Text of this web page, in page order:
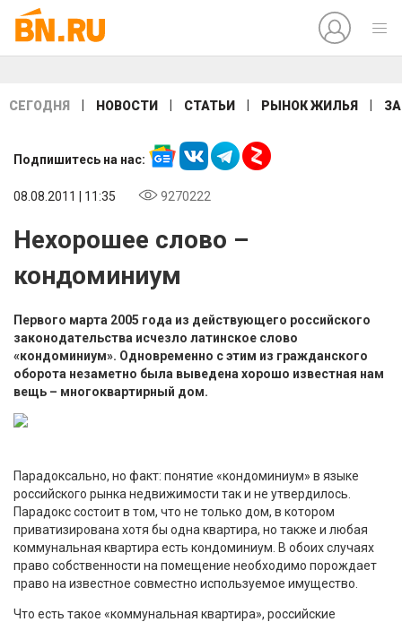
СЕГОДНЯ НОВОСТИ СТАТЬИ РЫНОК ЖИЛЬЯ
Подпишитесь на нас:
08.08.2011 | 11:35 9270222
Нехорошее слово –
кондоминиум
Первого марта 2005 года из действующего российского
законодательства исчезло латинское слово
«кондоминиум». Одновременно с этим из гражданского
оборота незаметно была выведена хорошо известная нам
вещь – многоквартирный дом.
Парадоксально, но факт: понятие «кондоминиум» в языке
российского рынка недвижимости так и не утвердилось.
Парадокс состоит в том, что не только дом, в котором
приватизирована хотя бы одна квартира, но также и любая
коммунальная квартира есть кондоминиум. В обоих случаях
право собственности на помещение необходимо порождает
право на известное совместно используемое имущество.
Что есть такое «коммунальная квартира», российские